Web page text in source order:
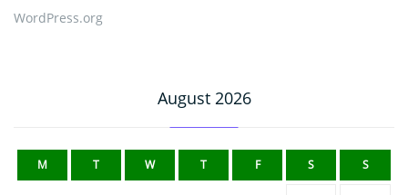
WordPress.org
August 2026
M T W T F S S